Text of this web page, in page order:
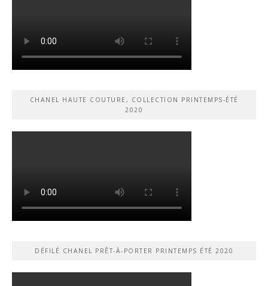
CHANEL HAUTE COUTURE, COLLECTION PRINTEMPS-ÉTÉ
2020
DÉFILÉ CHANEL PRÊT-À-PORTER PRINTEMPS ÉTÉ 2020